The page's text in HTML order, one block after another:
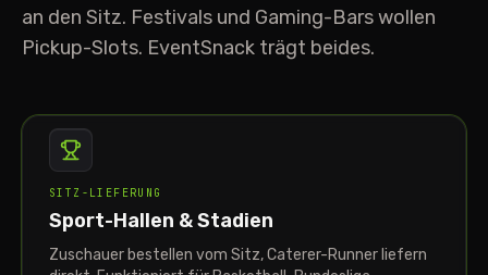
an den Sitz. Festivals und Gaming-Bars wollen
Pickup-Slots. EventSnack trägt beides.
SITZ-LIEFERUNG
Sport-Hallen & Stadien
Zuschauer bestellen vom Sitz, Caterer-Runner liefern